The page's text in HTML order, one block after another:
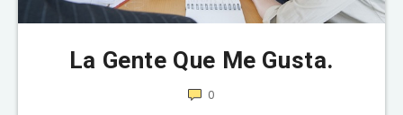
La Gente Que Me Gusta.
0